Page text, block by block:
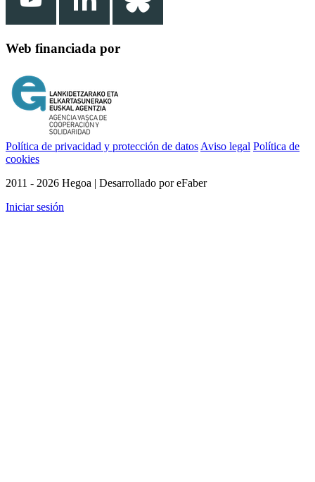
Web financiada por
Política de privacidad y protección de datos Aviso legal Política de
cookies
2011 - 2026 Hegoa | Desarrollado por eFaber
Iniciar sesión